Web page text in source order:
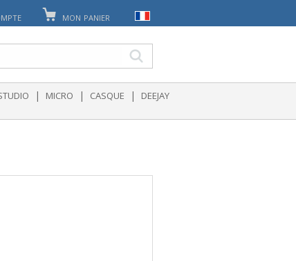
MON PANIER
| MICRO | CASQUE | DEEJAY